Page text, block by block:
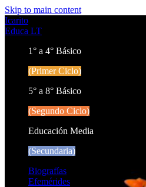
Skip to main content
Icarito
Educa LT
1° a 4° Básico
(Primer Ciclo)
5° a 8° Básico
(Segundo Ciclo)
Educación Media
(Secundaria)
Biografías
Efemérides